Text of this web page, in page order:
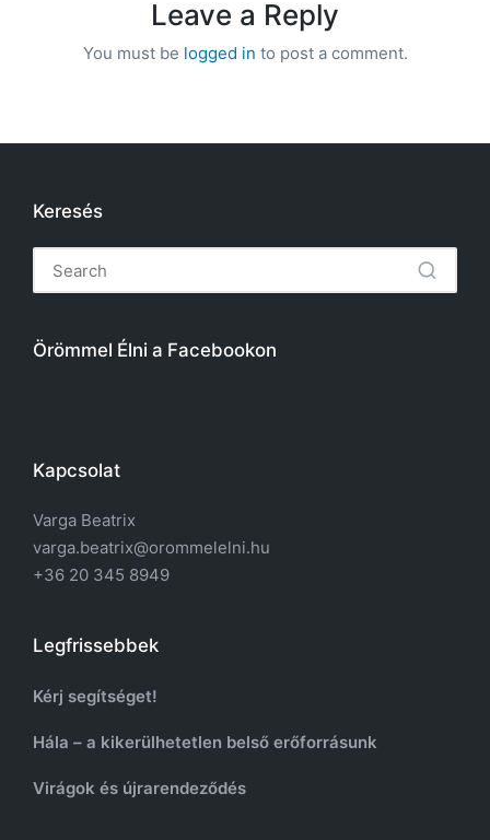
Leave a Reply
You must be logged in to post a comment.
Keresés
Örömmel Élni a Facebookon
Kapcsolat
Varga Beatrix
varga.beatrix@orommelelni.hu
+36 20 345 8949
Legfrissebbek
Kérj segítséget!
Hála – a kikerülhetetlen belső erőforrásunk
Virágok és újrarendeződés